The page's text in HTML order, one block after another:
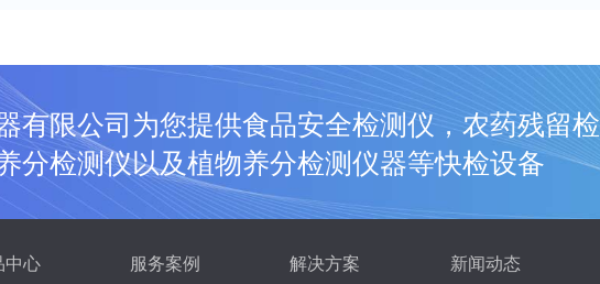
有限公司为您提供食品安全检测仪，农药残留检
分检测仪以及植物养分检测仪器等快检设备
中心 服务案例 解决方案 新闻动态